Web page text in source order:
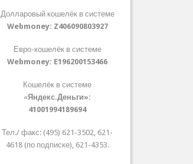
Долларовый кошелёк в системе
Webmoney: Z406090803927
Евро-кошелёк в системе
Webmoney: E196200153466
Кошелёк в системе
«Яндекс.Деньги»:
41001994189694
Тел./ факс: (495) 621-3502, 621-
4618 (по подписке), 621-4353.